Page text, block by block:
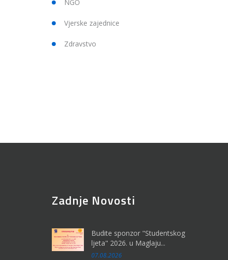
NGO
Vjerske zajednice
Zdravstvo
Zadnje Novosti
Budite sponzor "Studentskog
ljeta" 2026. u Maglaju...
07.08.2026